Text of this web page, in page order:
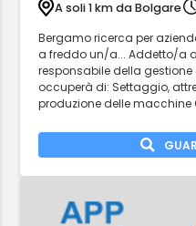
A soli 1 km da Bolgare
Bergamo ricerca per
a freddo un/a... Addetto/a
responsabile della gestione
occuperà di: Settaggio,
produzione delle macchine